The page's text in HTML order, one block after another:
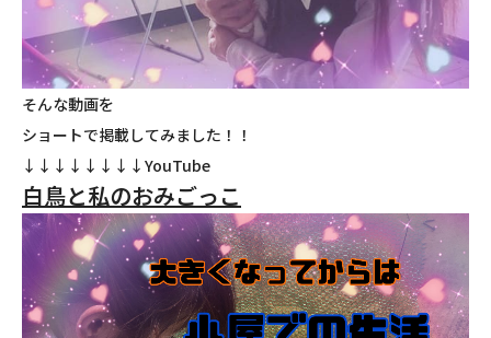
そんな動画を
ショートで掲載してみました！！
↓↓↓↓↓↓↓↓YouTube
白鳥と私のおみごっこ